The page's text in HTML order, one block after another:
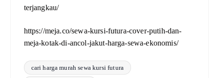
terjangkau/
https://meja.co/sewa-kursi-futura-cover-putih-dan-
meja-kotak-di-ancol-jakut-harga-sewa-ekonomis/
cari harga murah sewa kursi futura